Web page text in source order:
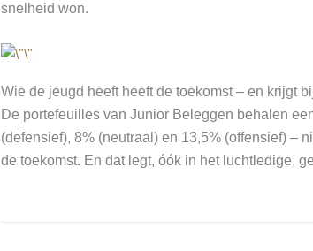
snelheid won.
Wie de jeugd heeft heeft de toekomst – en krijgt
De portefeuilles van Junior Beleggen behalen
(defensief), 8% (neutraal) en 13,5% (offensief) –
de toekomst. En dat legt, óók in het luchtledige,